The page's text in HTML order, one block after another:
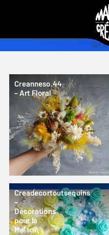
art
Creanneso.44
– Art Floral
Creadecortoutsequins
–
Décorations
pour la
Maison